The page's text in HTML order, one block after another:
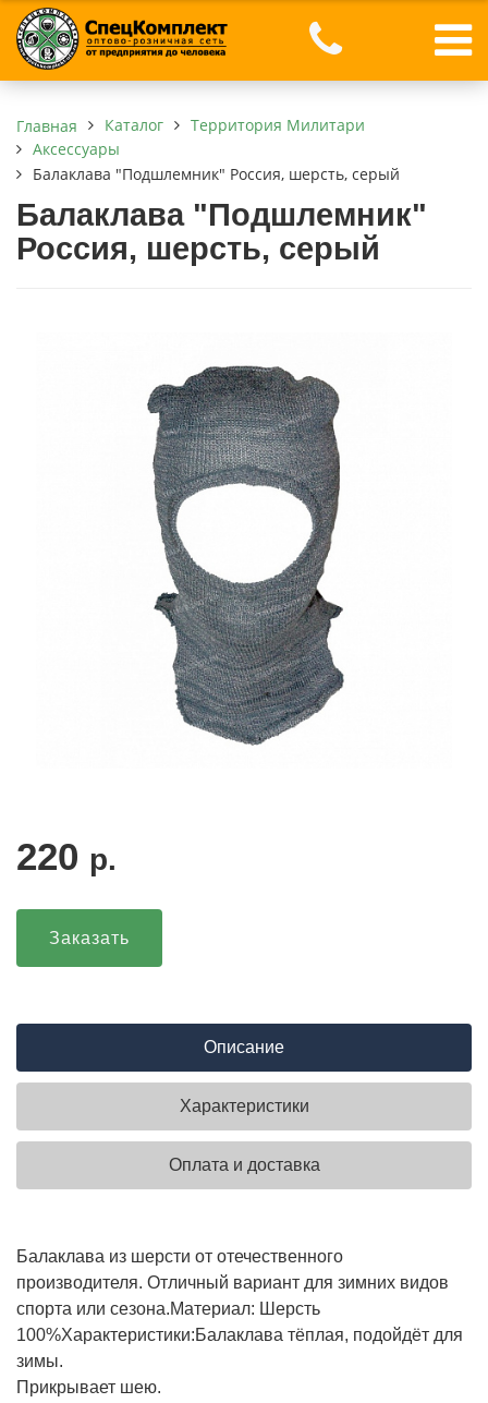
Главная Каталог
Территория Милитари
Аксессуары
Балаклава "Подшлемник" Россия, шерсть, серый
Балаклава "Подшлемник"
Россия, шерсть, серый
220 р.
Заказать
Описание
Характеристики
Оплата и доставка
Балаклава из шерсти от отечественного
производителя. Отличный вариант для зимних видов
спорта или сезона.Материал: Шерсть
100%Характеристики:Балаклава тёплая, подойдёт для
зимы.
Прикрывает шею.